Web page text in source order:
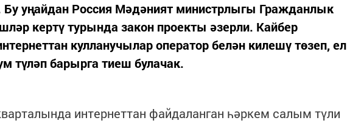
уңайдан Россия Мәдәният министрлыгы Гражданлык
кертү турында закон проекты әзерли. Кайбер
кулланучылар оператор белән килешү төзеп, ел
түләп барырга тиеш булачак.
интернеттан файдаланган һәркем салым түли